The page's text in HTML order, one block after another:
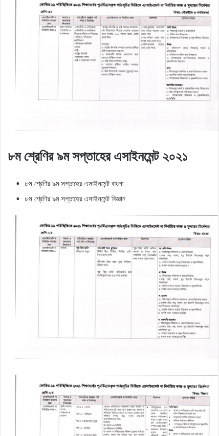
৮ম শ্রেণির ৯ম সপ্তাহের এসাইনমেন্ট ২০২১
৮ম শ্রেণির ৯ম সপ্তাহের এসাইনমেন্ট বাংলা
৮ম শ্রেণির ৯ম সপ্তাহের এসাইনমেন্ট বিজ্ঞান